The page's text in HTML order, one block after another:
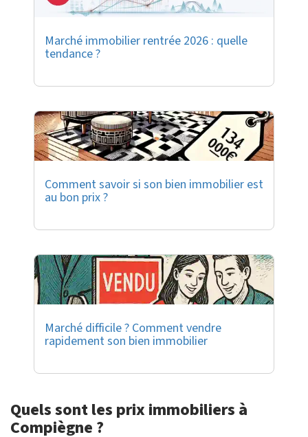
Marché immobilier rentrée 2026 : quelle
tendance ?
Comment savoir si son bien immobilier est
au bon prix ?
Marché difficile ? Comment vendre
rapidement son bien immobilier
Quels sont les prix immobiliers à
Compiègne ?